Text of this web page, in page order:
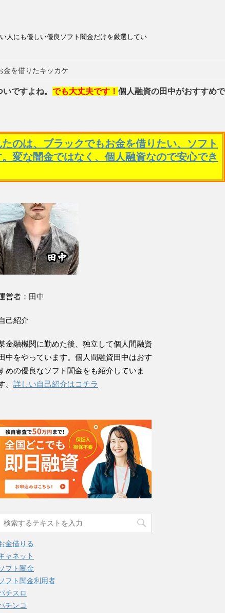
人にも優しい優良ソフト闇金だけを厳選してい
金を借りたキッカケ
ですよね。 でも大丈夫です！ 個人融資の田中がおすすめで
のは、ブラックでもお金を借りたい、ソフト
変な闇金ではなく、個人融資なので安心でき
営者：田中
己紹介
金融機関に勤めた後、独立して個人間融資
中をやっています。個人間融資田中はおす
めの優良なソフト闇金をも紹介していま
。 詳しい自己紹介はコチラ
金借りる
ャネット
フト闇金
フト闇金利用者
チスロ
チンコ